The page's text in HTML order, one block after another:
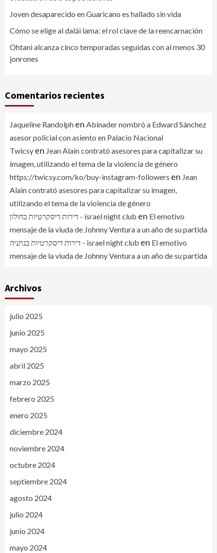
Joven desaparecido en Guaricano es hallado sin vida
Cómo se elige al dalái lama: el rol clave de la reencarnación
Ohtani alcanza cinco temporadas seguidas con al menos 30
jonrones
Comentarios recientes
Jaqueline Randolph en Abinader nombró a Edward Sánchez
asesor policial con asiento en Palacio Nacional
Twicsy en Jean Alain contrató asesores para capitalizar su
imagen, utilizando el tema de la violencia de género
https://twicsy.com/ko/buy-instagram-followers en Jean
Alain contrató asesores para capitalizar su imagen,
utilizando el tema de la violencia de género
דירות דיסקרטיות בחולון - israel night club en El emotivo
mensaje de la viuda de Johnny Ventura a un año de su partida
דירות דיסקרטיות בנתניה - israel night club en El emotivo
mensaje de la viuda de Johnny Ventura a un año de su partida
Archivos
julio 2025
junio 2025
mayo 2025
abril 2025
marzo 2025
febrero 2025
enero 2025
diciembre 2024
noviembre 2024
octubre 2024
septiembre 2024
agosto 2024
julio 2024
junio 2024
mayo 2024